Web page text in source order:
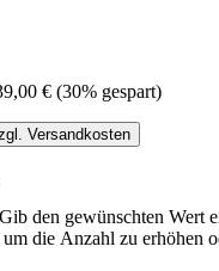
€ (30% gespart)
Versandkosten
den gewünschten Wert
die Anzahl zu erhöhen